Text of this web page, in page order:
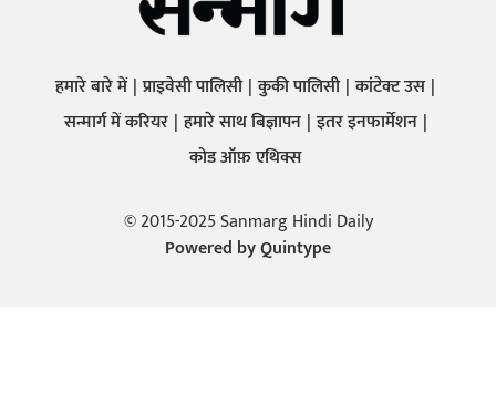
हमारे बारे में प्राइवेसी पालिसी कुकी पालिसी कांटेक्ट उस
सन्मार्ग में करियर हमारे साथ बिज्ञापन इतर इनफार्मेशन
कोड ऑफ़ एथिक्स
© 2015-2025 Sanmarg Hindi Daily
Powered byQuintype